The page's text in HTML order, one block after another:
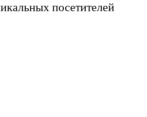
посетителей